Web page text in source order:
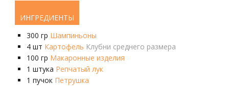
ИНГРЕДИЕНТЫ
300 гр Шампиньоны
4 шт Картофель Клубни среднего размера
100 гр Макаронные изделия
1 штука Репчатый лук
1 пучок Петрушка